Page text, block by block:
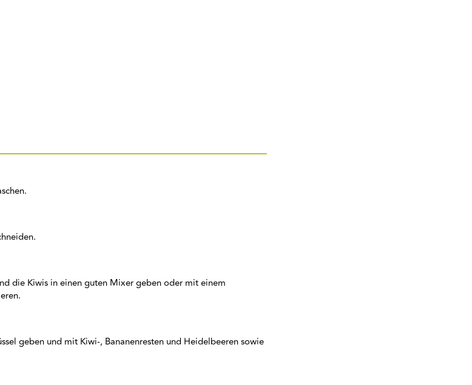
die Kiwis in einen guten Mixer geben oder mit einem
geben und mit Kiwi-, Bananenresten und Heidelbeeren sowie